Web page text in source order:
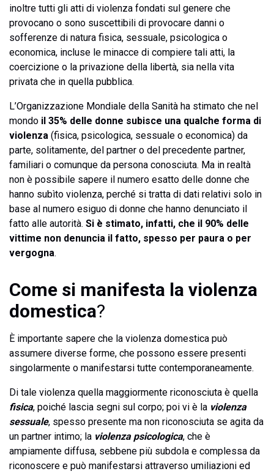
inoltre tutti gli atti di violenza fondati sul genere che
provocano o sono suscettibili di provocare danni o
sofferenze di natura fisica, sessuale, psicologica o
economica, incluse le minacce di compiere tali atti, la
coercizione o la privazione della libertà, sia nella vita
privata che in quella pubblica.
L’Organizzazione Mondiale della Sanità ha stimato che nel
mondo il 35% delle donne subisce una qualche forma di
violenza (fisica, psicologica, sessuale o economica) da
parte, solitamente, del partner o del precedente partner,
familiari o comunque da persona conosciuta. Ma in realtà
non è possibile sapere il numero esatto delle donne che
hanno subìto violenza, perché si tratta di dati relativi solo in
base al numero esiguo di donne che hanno denunciato il
fatto alle autorità. Si è stimato, infatti, che il 90% delle
vittime non denuncia il fatto, spesso per paura o per
vergogna.
Come si manifesta la violenza
domestica?
È importante sapere che la violenza domestica può
assumere diverse forme, che possono essere presenti
singolarmente o manifestarsi tutte contemporaneamente.
Di tale violenza quella maggiormente riconosciuta è quella
fisica, poiché lascia segni sul corpo; poi vi è la violenza
sessuale, spesso presente ma non riconosciuta se agita da
un partner intimo; la violenza psicologica, che è
ampiamente diffusa, sebbene più subdola e complessa da
riconoscere e può manifestarsi attraverso umiliazioni ed